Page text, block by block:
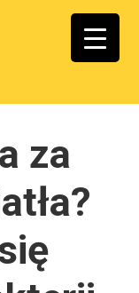
za